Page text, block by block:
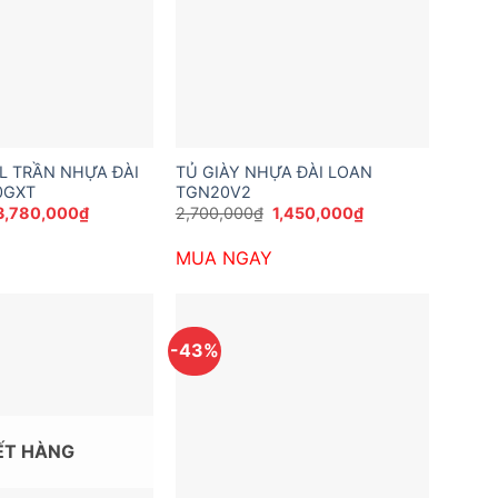
TRẦN NHỰA ĐÀI
gốc
₫Giá
TỦ GIÀY NHỰA ĐÀI LOAN
TGN20V2
2,700,000₫ Giá
gốc
1,450,000₫Giá
MUA NGAY
HÀNG
-43%